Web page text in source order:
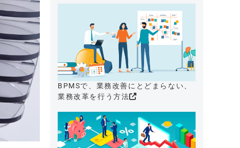
BPMSで、業務改善にとどまらない、
業務改革を行う方法